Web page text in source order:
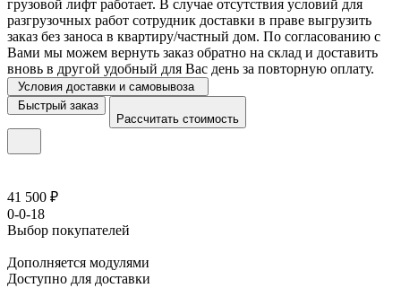
грузовой лифт работает. В случае отсутствия условий для
разгрузочных работ сотрудник доставки в праве выгрузить
заказ без заноса в квартиру/частный дом. По согласованию с
Вами мы можем вернуть заказ обратно на склад и доставить
вновь в другой удобный для Вас день за повторную оплату.
Условия доставки и самовывоза
Быстрый заказ
Рассчитать стоимость
41 500 ₽
0-0-18
Выбор покупателей
Дополняется модулями
Доступно для доставки